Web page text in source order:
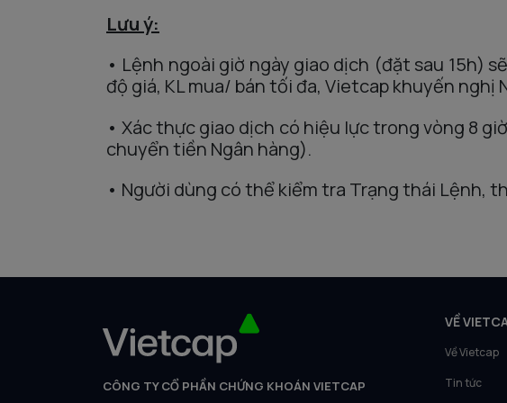
Lưu ý:
• Lệnh ngoài giờ ngày giao dịch (đặt sau 15h)
độ giá, KL mua/ bán tối đa, Vietcap khuyến
• Xác thực giao dịch có hiệu lực trong vòng 8
chuyển tiền Ngân hàng).
• Người dùng có thể kiểm tra Trạng thái Lệnh,
CÔNG TY CỔ PHẦN CHỨNG KHOÁN VIETCAP
VỀ
Về Vietcap
Tin tức